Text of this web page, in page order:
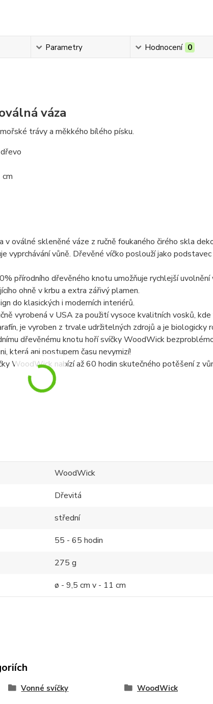
Parametry Hodnocení 0
váza
trávy a měkkého bílého písku.
v oválné skleněné váze z ručně foukaného čirého skla
vyprchávání vůně. Dřevěné víčko poslouží jako
přírodního dřevěného knotu umožňuje rychlejší
ohně v krbu a extra zářivý plamen.
do klasických i moderních interiérů.
vyrobená v USA za použití vysoce kvalitních vosků,
je vyroben z trvale udržitelných zdrojů a je biologicky
dřevěnému knotu hoří svíčky WoodWick
která ani postupem času nevymizí!
WoodWick nabízí až 60 hodin skutečného potěšení z
WoodWick
Dřevitá
střední
55 - 65 hodin
275 g
ø - 9,5 cm v - 11 cm
Vonné svíčky WoodWick